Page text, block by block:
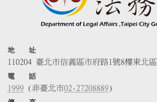
地 址
110204 臺北市信義區市府路1號8樓東北區
電 話
1999 (非臺北市02-27208889)